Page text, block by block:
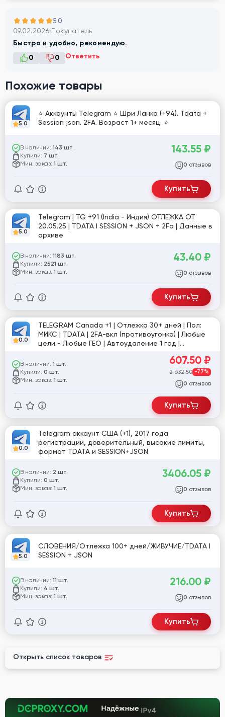
5.0
09.02.2026 Покупатель
Быстро и удобно, рекомендую.
0
0 Ответить
Похожие товары
5.0
⭐ Аккаунты Telegram ⭐ Шри Ланка (+94). Tdata +
Session json. 2FA. Возраст 1+ месяц. ⭐
В наличии: 143 шт.
Купили: 7 шт.
Мин. заказ: 1 шт.
143.55 ₽
0 отзывов
Купить
5.0
Telegram | TG +91 (India - Индия) ОТЛЕЖКА ОТ
20.05.25 | TDATA I SESSION + JSON + 2Fa | Данные в
архиве
В наличии: 1183 шт.
Купили: 2521 шт.
Мин. заказ: 1 шт.
43.40 ₽
0 отзывов
Купить
0.0
TELEGRAM Canada +1 | Отлежка 30+ дней | Пол:
МИКС | TDATA | 2FA-вкл (противоугонка) | Любые
цели - Любые ГЕО | Автоудаление 1 год |
В наличии: 1 шт.
Купили: 0 шт.
Мин. заказ: 1 шт.
607.50 ₽
2 632.50 -77%
0 отзывов
Купить
0.0
Telegram аккаунт США (+1), 2017 года
регистрации, доверительный, высокие лимиты,
формат TDATA и SESSION+JSON
В наличии: 2 шт.
Купили: 0 шт.
Мин. заказ: 1 шт.
3406.05 ₽
0 отзывов
Купить
5.0
СЛОВЕНИЯ/Отлежка 100+ дней/ЖИВУЧИЕ/TDATA I
SESSION + JSON
В наличии: 11 шт.
Купили: 4 шт.
Мин. заказ: 1 шт.
216.00 ₽
0 отзывов
Купить
Открыть список товаров